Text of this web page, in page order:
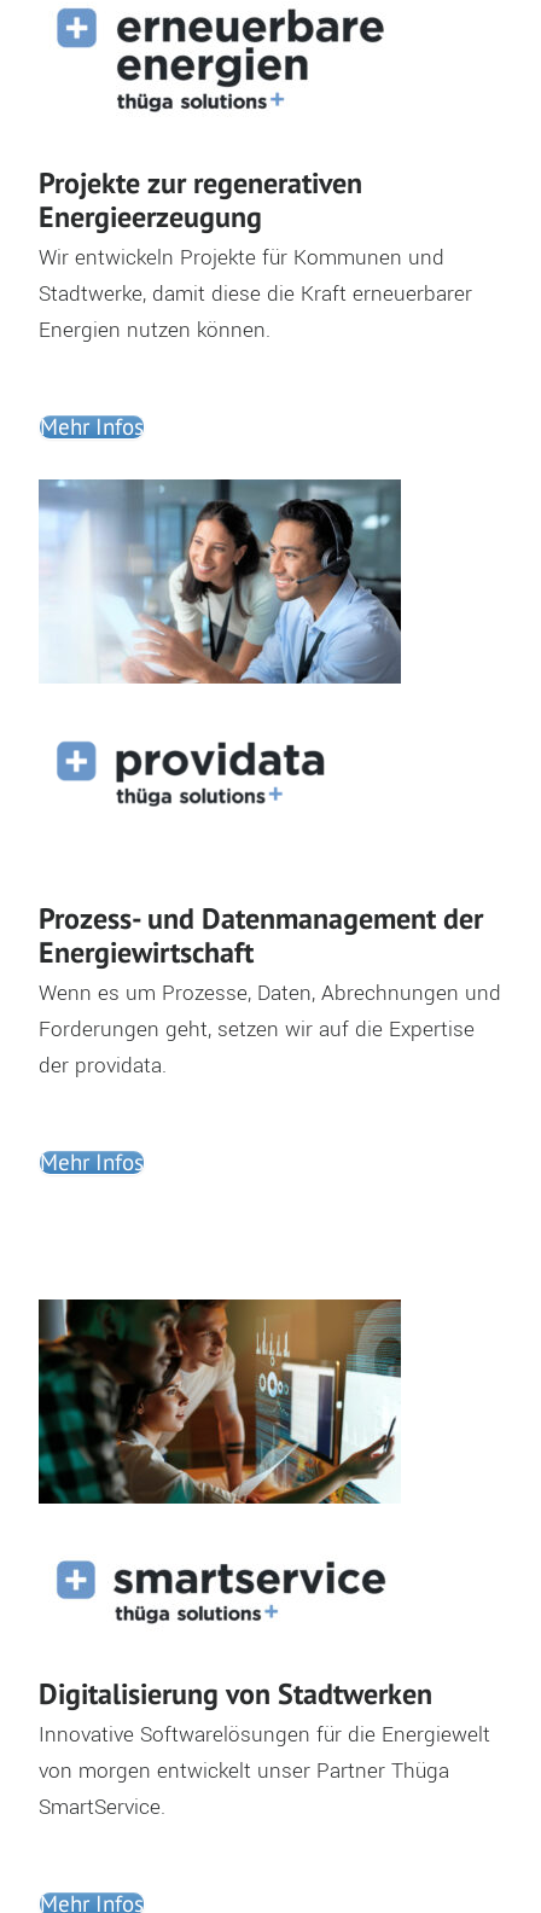
Projekte zur regenerativen
Energieerzeugung
Wir entwickeln Projekte für Kommunen und
Stadtwerke, damit diese die Kraft erneuerbarer
Energien nutzen können.
Mehr Infos
Prozess- und Datenmanagement der
Energiewirtschaft
Wenn es um Prozesse, Daten, Abrechnungen und
Forderungen geht, setzen wir auf die Expertise
der providata.
Mehr Infos
Digitalisierung von Stadtwerken
Innovative Softwarelösungen für die Energiewelt
von morgen entwickelt unser Partner Thüga
SmartService.
Mehr Infos